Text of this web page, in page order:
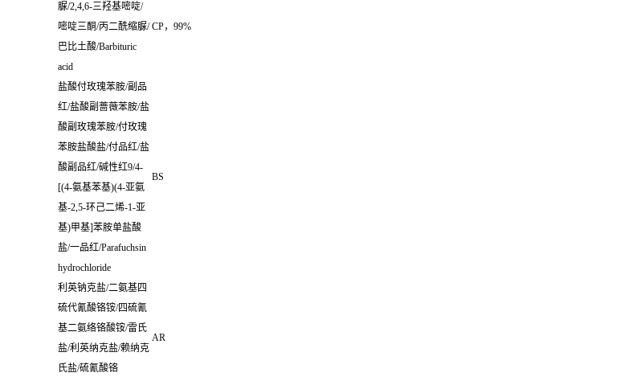
脲/2,4,6-三羟基嘧啶/
嘧啶三酮/丙二酰缩脲/
巴比土酸/Barbituric
acid
CP， 99%
盐酸付玫瑰苯胺/副品
红/盐酸副蔷薇苯胺/盐
酸副玫瑰苯胺/付玫瑰
苯胺盐酸盐/付品红/盐
酸副品红/碱性红9/4-
[(4-氨基苯基)(4-亚氨
基-2,5-环己二烯-1-亚
基)甲基]苯胺单盐酸
盐/一品红/Parafuchsin
hydrochloride
BS
利英钠克盐/二氨基四
硫代氰酸铬铵/四硫氰
基二氨络铬酸铵/雷氏
盐/利英纳克盐/赖纳克
氏盐/硫氰酸铬
AR